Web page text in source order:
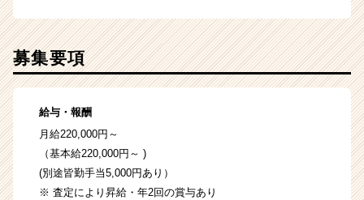
募集要項
給与・報酬
月給220,000円～
（基本給220,000円～ )
(別途皆勤手当5,000円あり）
※ 査定により昇給・年2回の賞与あり